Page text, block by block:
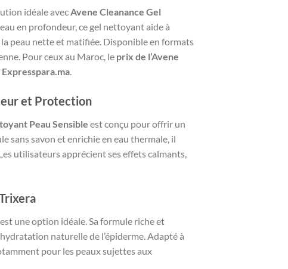
idéale avecAvene Cleanance Gel
en profondeur, ce gel nettoyant aide à
peau nette et matifiée. Disponible en formats
Pour ceux au Maroc, le prix de l’Avene
Expresspara.ma.
et Protection
Peau Sensible est conçu pour offrir un
sans savon et enrichie en eau thermale, il
utilisateurs apprécient ses effets calmants,
est une option idéale. Sa formule riche et
naturelle de l’épiderme. Adapté à
pour les peaux sujettes aux